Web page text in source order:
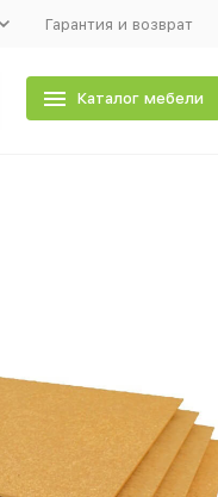
Гарантия и возврат
Каталог мебели